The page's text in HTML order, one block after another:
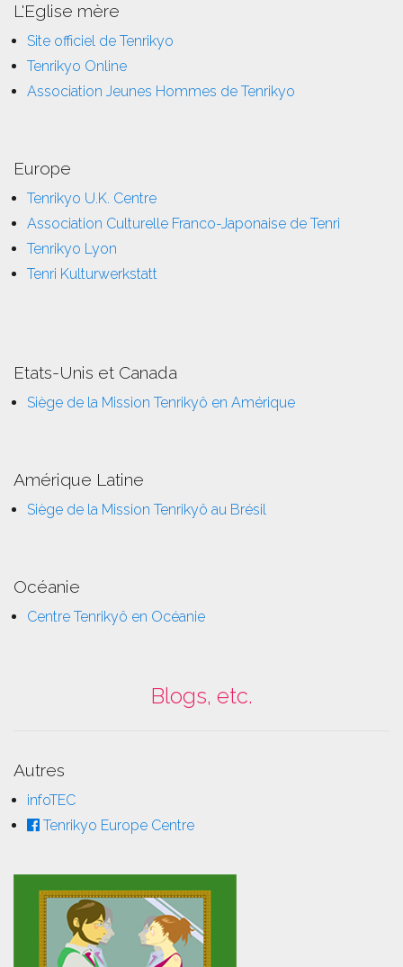
L'Eglise mère
Site officiel de Tenrikyo
Tenrikyo Online
Association Jeunes Hommes de Tenrikyo
Europe
Tenrikyo U.K. Centre
Association Culturelle Franco-Japonaise de Tenri
Tenrikyo Lyon
Tenri Kulturwerkstatt
Etats-Unis et Canada
Siège de la Mission Tenrikyô en Amérique
Amérique Latine
Siège de la Mission Tenrikyô au Brésil
Océanie
Centre Tenrikyô en Océanie
Blogs, etc.
Autres
infoTEC
Tenrikyo Europe Centre